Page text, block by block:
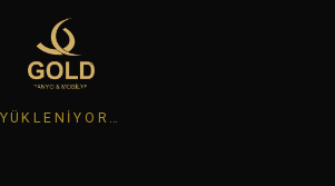
YÜKLENIYOR…